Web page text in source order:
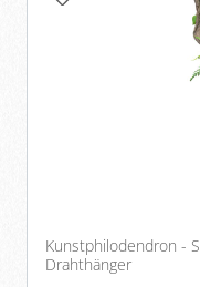
Kunstphilodendron -
Drahthänger